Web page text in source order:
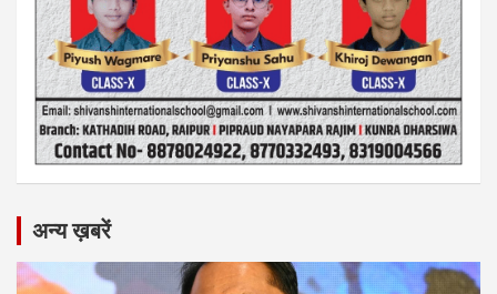
अन्य ख़बरें